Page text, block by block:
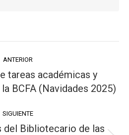
ANTERIOR
tareas académicas y
BCFA (Navidades 2025)
SIGUIENTE
del Bibliotecario de las